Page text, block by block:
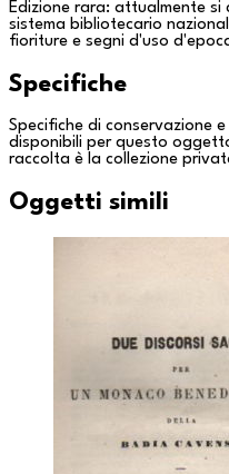
Edizione rara: attualmente si
sistema bibliotecario
fioriture e segni d'uso
Specifiche
Specifiche di conservazione
disponibili per questo
raccolta è la collezione
Oggetti simili